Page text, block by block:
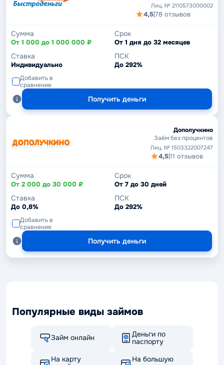
Лиц. № 2110573000002
4,5|78 отзывов
Сумма
От 1 000 до 1 000 000 ₽
Срок
От 1 дня до 32 месяцев
Ставка
Индивидуально
ПСК
До 292%
Добавить в
сравнение
Получить деньги
Дополучкино
Заём без процентов
Лиц. № 1503322007247
4,5|11 отзывов
Сумма
От 2 000 до 30 000 ₽
Срок
От 7 до 30 дней
Ставка
До 0,8%
ПСК
До 292%
Добавить в
сравнение
Получить деньги
Популярные виды займов
Займ онлайн
Деньги по
паспорту
На карту
На большую